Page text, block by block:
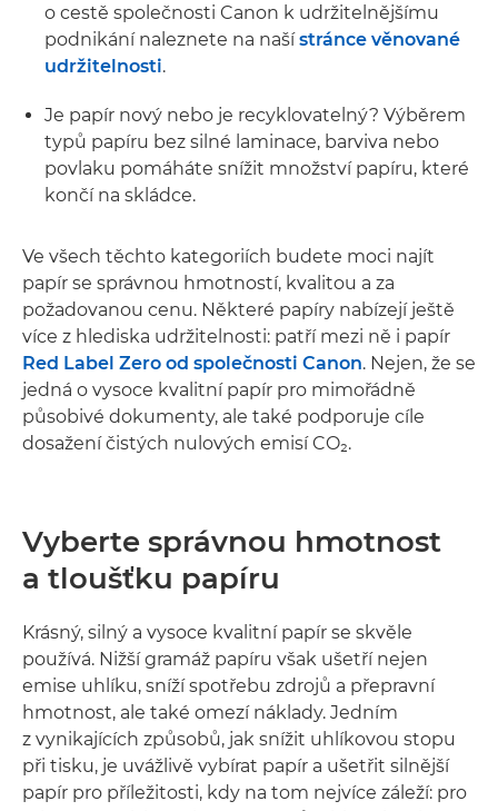
o cestě společnosti Canon k udržitelnějšímu
podnikání naleznete na našístránce věnované
udržitelnosti.
Je papír nový nebo je recyklovatelný? Výběrem
typů papíru bez silné laminace, barviva nebo
povlaku pomáháte snížit množství papíru, které
končí na skládce.
Ve všech těchto kategoriích budete moci najít
papír se správnou hmotností, kvalitou a za
požadovanou cenu. Některé papíry nabízejí ještě
více z hlediska udržitelnosti: patří mezi ně i papír
Red Label Zero od společnosti Canon. Nejen, že se
jedná o vysoce kvalitní papír pro mimořádně
působivé dokumenty, ale také podporuje cíle
dosažení čistých nulových emisí CO₂.
Vyberte správnou hmotnost
a tloušťku papíru
Krásný, silný a vysoce kvalitní papír se skvěle
používá. Nižší gramáž papíru však ušetří nejen
emise uhlíku, sníží spotřebu zdrojů a přepravní
hmotnost, ale také omezí náklady. Jedním
z vynikajících způsobů, jak snížit uhlíkovou stopu
při tisku, je uvážlivě vybírat papír a ušetřit silnější
papír pro příležitosti, kdy na tom nejvíce záleží: pro